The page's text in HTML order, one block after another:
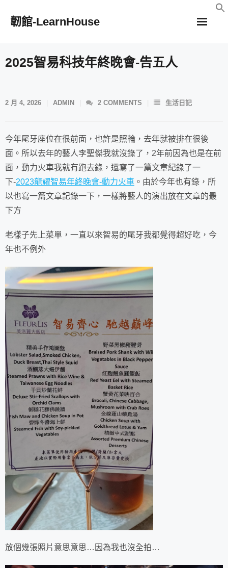
韌館-LearnHouse
2025智易科技年終晚會-告五人
2 月 4, 2026 ADMIN 2 COMMENTS 生活日記
今年尾牙座位在很前面，也許是照輪，去年就被排在很後
面。所以去年的藝人李聖傑我就沒錄了，2年前因為也是在前
面，動力火車我就有跑去錄，還寫了一篇文章紀錄了一
下-2023龍耀智易年終晚會-動力火車 。由於今年也有錄，所
以也寫一篇文章記錄一下，一樣將藝人的演出放在文章的最
下方
老樣子先上菜單，一直以來智易的尾牙我都覺得超好吃，今
年也不例外
放個幾張照片意思意思…因為我也沒全拍…